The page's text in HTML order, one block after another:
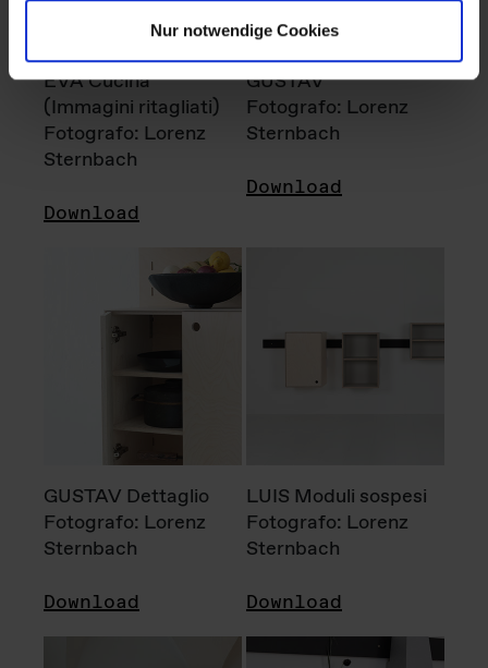
Nur notwendige Cookies
EVA Cucina
(Immagini ritagliati)
Fotografo: Lorenz
Sternbach
Download
GUSTAV
Fotografo: Lorenz
Sternbach
Download
GUSTAV Dettaglio
Fotografo: Lorenz
Sternbach
Download
LUIS Moduli sospesi
Fotografo: Lorenz
Sternbach
Download